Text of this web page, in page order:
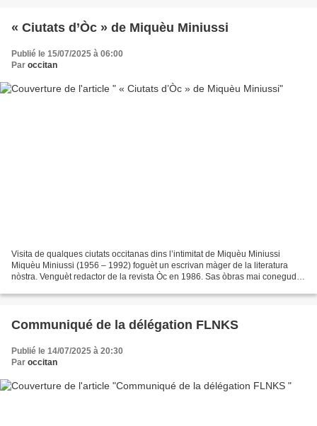
« Ciutats d’Òc » de Miquèu Miniussi
Publié le 15/07/2025 à 06:00
Par occitan
Visita de qualques ciutats occitanas dins l’intimitat de Miquèu Miniussi
Miquèu Miniussi (1956 – 1992) foguèt un escrivan màger de la literatura
nòstra. Venguèt redactor de la revista Òc en 1986. Sas òbras mai conegudas
Communiqué de la délégation FLNKS
Publié le 14/07/2025 à 20:30
Par occitan